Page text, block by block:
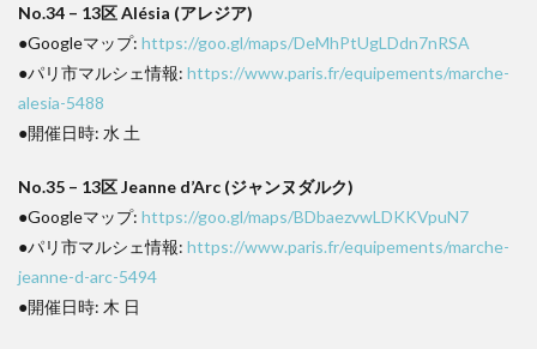
No.34 – 13区 Alésia (アレジア)
●Googleマップ: https://goo.gl/maps/DeMhPtUgLDdn7nRSA
●パリ市マルシェ情報: https://www.paris.fr/equipements/marche-
alesia-5488
●開催日時: 水 土
No.35 – 13区 Jeanne d’Arc (ジャンヌダルク)
●Googleマップ: https://goo.gl/maps/BDbaezvwLDKKVpuN7
●パリ市マルシェ情報: https://www.paris.fr/equipements/marche-
jeanne-d-arc-5494
●開催日時: 木 日